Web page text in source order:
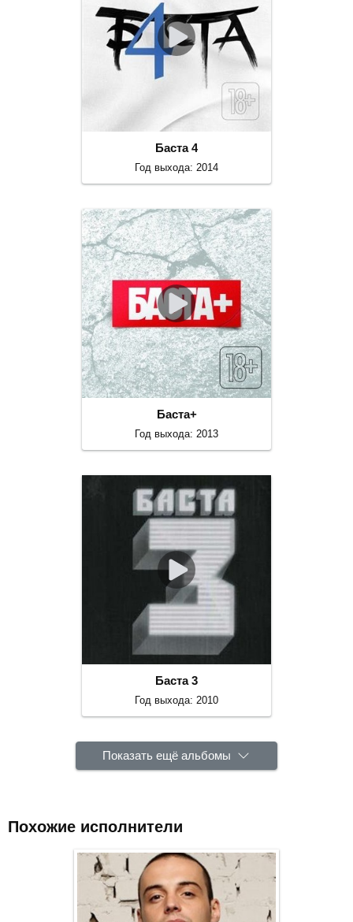
Баста 4
Год выхода: 2014
Баста+
Год выхода: 2013
Баста 3
Год выхода: 2010
Показать ещё альбомы
Похожие исполнители